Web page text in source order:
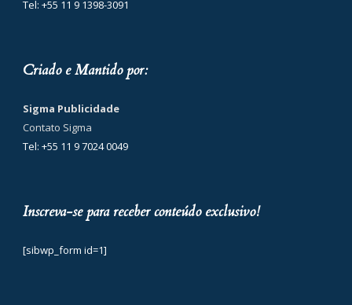
Tel: +55 11 9 1398-3091
Criado e Mantido por:
Sigma Publicidade
Contato Sigma
Tel: +55 11 9 7024 0049
Inscreva-se para receber conteúdo exclusivo!
[sibwp_form id=1]